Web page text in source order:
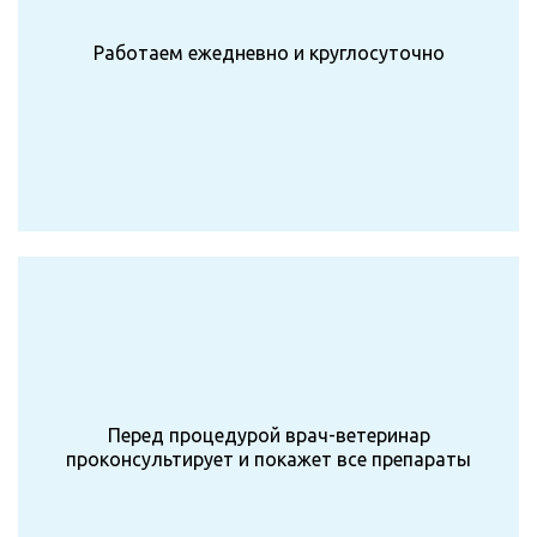
Работаем ежедневно и круглосуточно
Перед процедурой врач-ветеринар
проконсультирует и покажет все препараты